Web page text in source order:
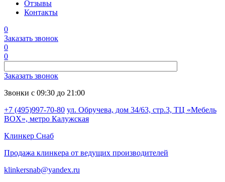
Отзывы
Контакты
0
Заказать звонок
0
0
Заказать звонок
Звонки с 09:30 до 21:00
+7 (495)997-70-80 ул. Обручева, дом 34/63, стр.3, ТЦ «Мебель
BOX», метро Калужская
Клинкер Снаб
Продажа клинкера от ведущих производителей
klinkersnab@yandex.ru